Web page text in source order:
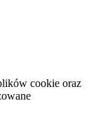
cookie oraz